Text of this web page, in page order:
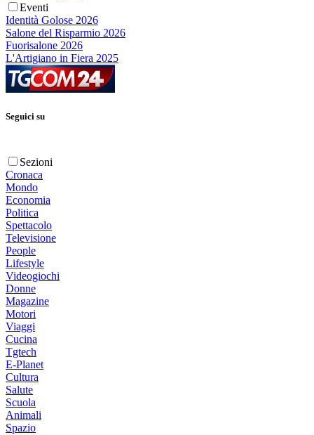
Eventi
Identità Golose 2026
Salone del Risparmio 2026
Fuorisalone 2026
L'Artigiano in Fiera 2025
Seguici su
Sezioni
Cronaca
Mondo
Economia
Politica
Spettacolo
Televisione
People
Lifestyle
Videogiochi
Donne
Magazine
Motori
Viaggi
Cucina
Tgtech
E-Planet
Cultura
Salute
Scuola
Animali
Spazio